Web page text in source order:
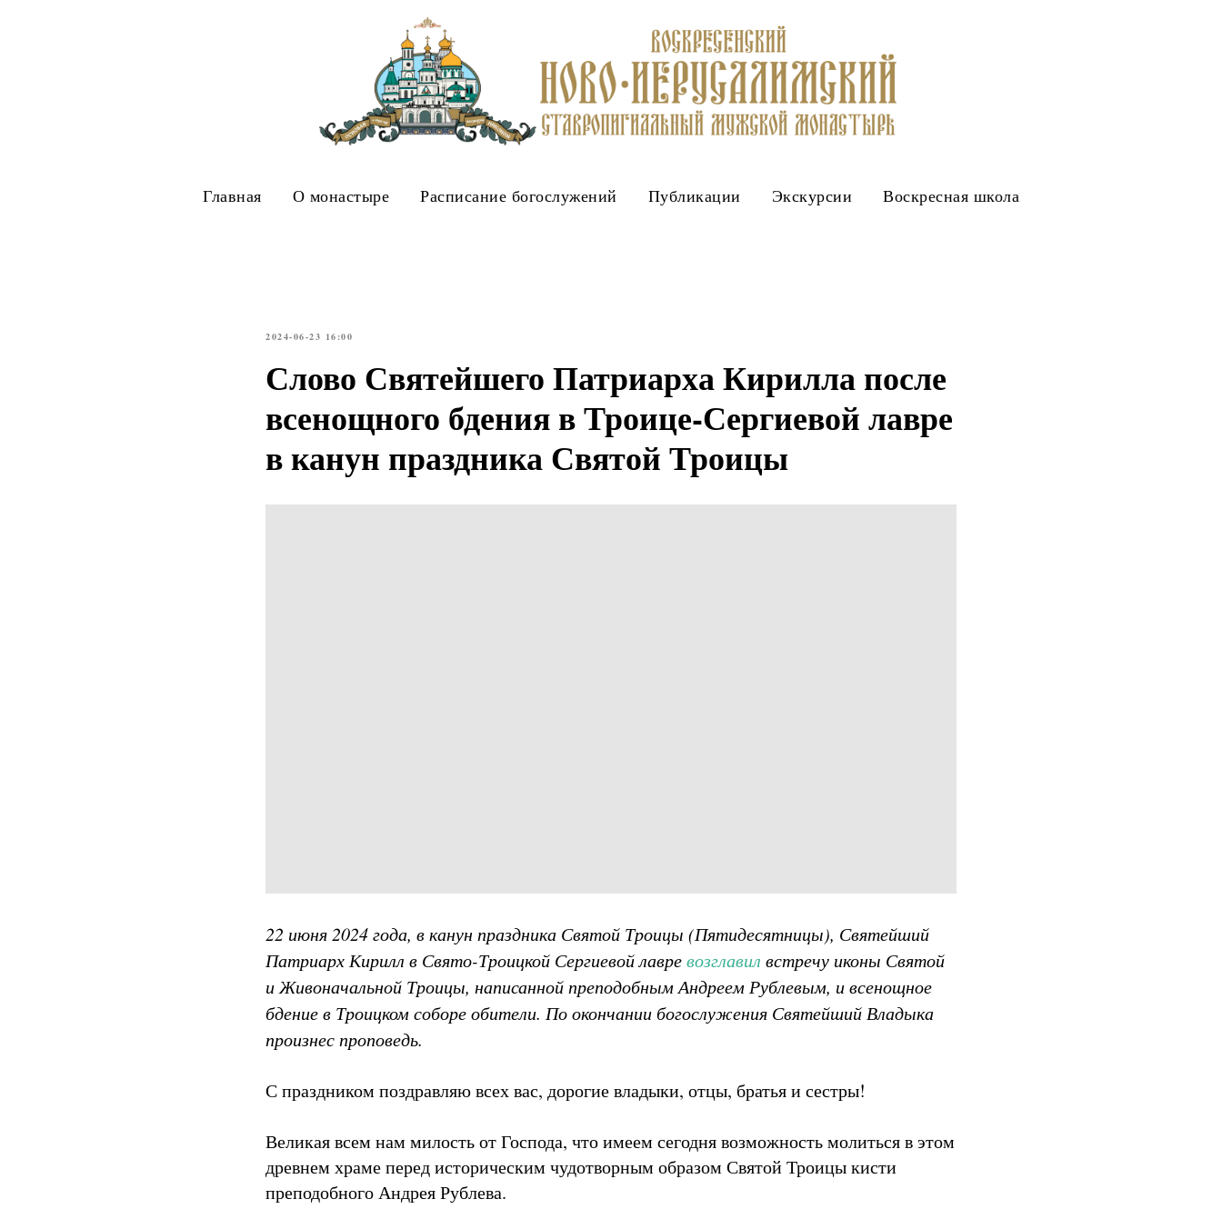
Главная О монастыре Расписание богослужений Публикации Экскурсии Воскресная школа
2024-06-23 16:00
Слово Святейшего Патриарха Кирилла после
всенощного бдения в Троице-Сергиевой лавре
в канун праздника Святой Троицы
22 июня 2024 года, в канун праздника Святой Троицы (Пятидесятницы), Святейший
Патриарх Кирилл в Свято-Троицкой Сергиевой лавревозглавил встречу иконы Святой
и Живоначальной Троицы, написанной преподобным Андреем Рублевым, и всенощное
бдение в Троицком соборе обители. По окончании богослужения Святейший Владыка
произнес проповедь.
С праздником поздравляю всех вас, дорогие владыки, отцы, братья и сестры!
Великая всем нам милость от Господа, что имеем сегодня возможность молиться в этом
древнем храме перед историческим чудотворным образом Святой Троицы кисти
преподобного Андрея Рублева.